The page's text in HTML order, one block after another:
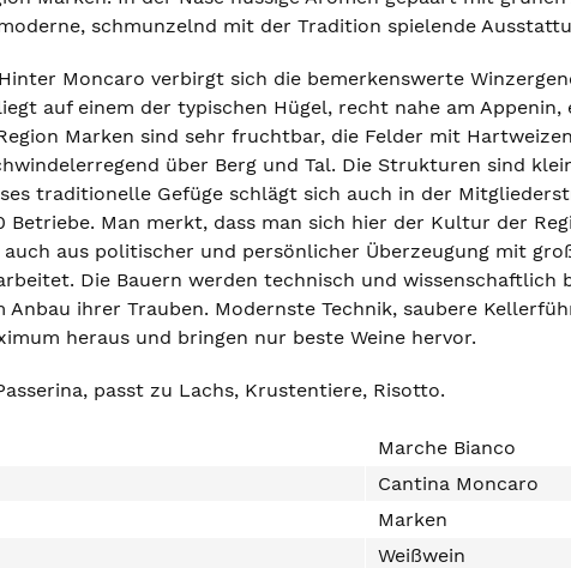
schmunzelnd mit der Tradition spielende
Moncaro verbirgt sich die bemerkenswerte
auf einem der typischen Hügel, recht nahe am
Marken sind sehr fruchtbar, die Felder mit
über Berg und Tal. Die Strukturen sind
traditionelle Gefüge schlägt sich auch in der
Betriebe. Man merkt, dass man sich hier der Kultur der
aus politischer und persönlicher Überzeugung mit
Die Bauern werden technisch und
ihrer Trauben. Modernste Technik, saubere
heraus und bringen nur beste Weine hervor.
passt zu Lachs, Krustentiere, Risotto.
Marche Bianco
Cantina Moncaro
Marken
Weißwein